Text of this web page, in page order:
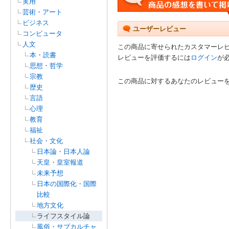
芸術・アート
ビジネス
コンピュータ
人文
本・読書
思想・哲学
宗教
歴史
言語
心理
教育
福祉
社会・文化
日本論・日本人論
天皇・皇室報道
未来予想
日本の国際化・国際
比較
地方文化
ライフスタイル論
風俗・サブカルチャ
ユーザーレビュー
この商品に寄せられたカスタマーレ
レビューを評価するには ログインが
この商品に対するあなたのレビュー